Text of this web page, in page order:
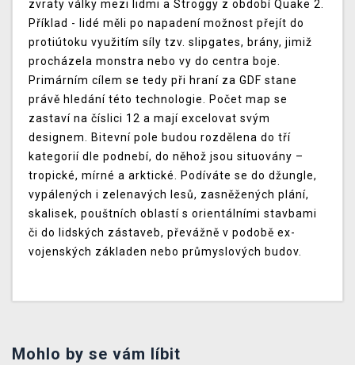
zvraty války mezi lidmi a Stroggy z období Quake 2.
Příklad - lidé měli po napadení možnost přejít do
protiútoku využitím síly tzv. slipgates, brány, jimiž
procházela monstra nebo vy do centra boje.
Primárním cílem se tedy při hraní za GDF stane
právě hledání této technologie. Počet map se
zastaví na číslici 12 a mají excelovat svým
designem. Bitevní pole budou rozdělena do tří
kategorií dle podnebí, do něhož jsou situovány –
tropické, mírné a arktické. Podíváte se do džungle,
vypálených i zelenavých lesů, zasněžených plání,
skalisek, pouštních oblastí s orientálními stavbami
či do lidských zástaveb, převážně v podobě ex-
vojenských základen nebo průmyslových budov.
Mohlo by se vám líbit